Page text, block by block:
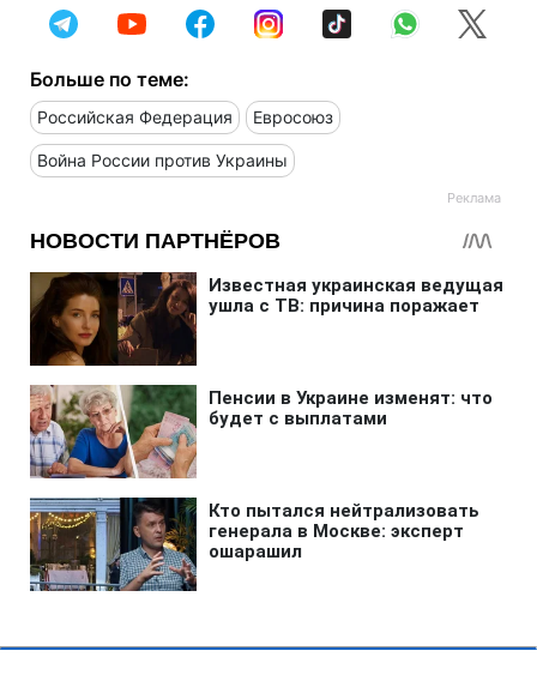
Больше по теме:
Российская Федерация Евросоюз
Война России против Украины